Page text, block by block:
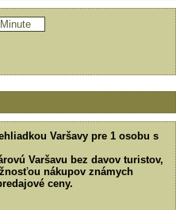
Varšavy pre 1 osobu s
Varšavu bez davov turistov,
nákupov známych
ceny.